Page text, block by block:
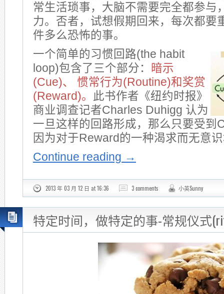
常生活琐事，大脑不需要完全都参与
力。否者，试想假期回来，每次都要
件多么恐怖的事。
一个简单的习惯回路(the habit
loop)包含了三个部分：
暗示
(Cue)、 惯常行为(Routine)和奖赏
(Reward)。 此书作者《纽约时报》
商业调查记者Charles Duhigg 认为
一旦这样的回路形成，那么只要受到
因为对于Reward的一种渴求而无意
Continue reading →
2013 年 03 月 12 日 at 16:36 3 comments 小英Sunny
特定时间，做特定的事-常规仪式